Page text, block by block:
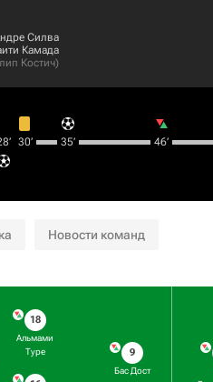
Силва
Камада
Костич)
30‎’‎ 35‎’‎ 46‎’‎
Новости команд
18
Альмами
Туре
9
Бас Дост